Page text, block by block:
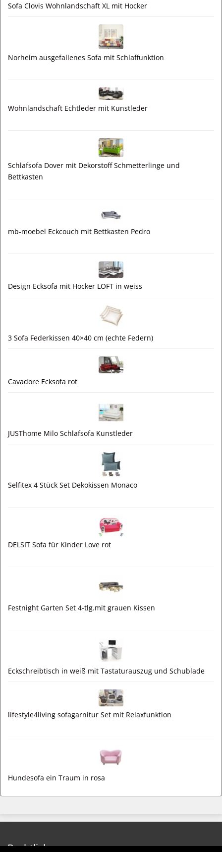
Sofa Clovis Wohnlandschaft XL mit Hocker
Norheim ausgefallenes Sofa mit Schlaffunktion
Wohnlandschaft Echtleder mit Kunstleder
Schlafsofa Dover mit Dekorstoff Schmetterlinge und
Bettkasten
mb-moebel Eckcouch mit Bettkasten Pedro
Design Ecksofa mit Hocker LOFT in weiss
3 Sofa Federkissen 40×40 cm (echte Federn)
Cavadore Ecksofa rot
JUSThome Milo Schlafsofa Kunstleder
Selfitex 4 Stück Set Dekokissen Monaco
DELSIT Sofa für Kinder Love rot
Festnight Garten Set 4-tlg.mit grauen Kissen
Eckschreibtisch in weiß mit Tastaturauszug und Schublade
lifestyle4living sofagarnitur Set mit Relaxfunktion
Hundesofa ein Traum in rosa
Rechtliches